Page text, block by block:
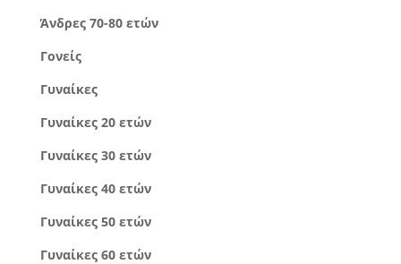
Άνδρες 70-80 ετών
Γονείς
Γυναίκες
Γυναίκες 20 ετών
Γυναίκες 30 ετών
Γυναίκες 40 ετών
Γυναίκες 50 ετών
Γυναίκες 60 ετών